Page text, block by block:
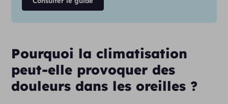
Pourquoi la climatisation
peut-elle provoquer des
douleurs dans les oreilles ?